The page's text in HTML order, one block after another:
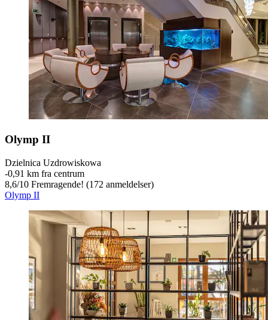
Olymp II
Dzielnica Uzdrowiskowa
‐0,91 km fra centrum
8,6/10 Fremragende! (172 anmeldelser)
Olymp II